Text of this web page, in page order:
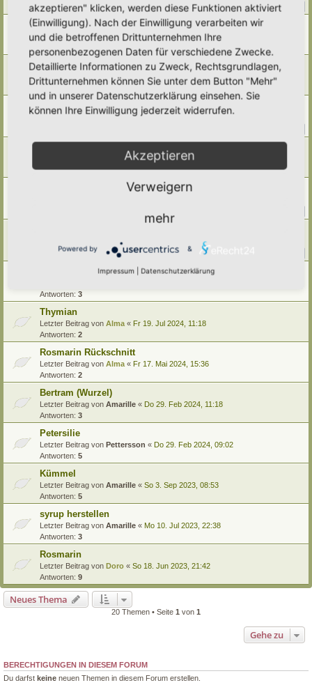
Antworten:20 1
Brunnenkresse
Letzter Beitrag vonTidofelder «Do 10. Jul 2025, 11:57
Antworten:
Pfefferminze
Letzter Beitrag von Ann1981
Sa 5. Jul 2025, 16:16
Antworten:4
Minzen im Beet (ohne Rhizomsperre)
Letzter Beitrag von tree12 «Sa 5. Apr 2025, 16:39
Simbienchen «Mi 12. Mär 2025, 18:42
Antworten:9
Brunnenkresse im Gartenteich
Ann1981
Mi 30. Okt 2024, 18:26
Antworten:12
Kräuter- Mischtee - Ziehzeiten?-
Antworten: 3
Thymian
Letzter Beitrag von Alma « Fr 19. Jul 2024, 11:18
Antworten: 2
Rosmarin Rückschnitt
Letzter Beitrag von Alma « Fr 17. Mai 2024, 15:36
Antworten: 2
Bertram (Wurzel)
Letzter Beitrag von Amarille « Do 29. Feb 2024, 11:18
Antworten: 3
Petersilie
Letzter Beitrag von Pettersson « Do 29. Feb 2024, 09:02
Antworten: 5
Kümmel
Letzter Beitrag von Amarille « So 3. Sep 2023, 08:53
Antworten: 5
syrup herstellen
Letzter Beitrag von Amarille « Mo 10. Jul 2023, 22:38
Antworten: 3
Rosmarin
Letzter Beitrag von Doro « So 18. Jun 2023, 21:42
Antworten: 9
Neues Thema
20 Themen • Seite 1 von 1
Gehe zu
BERECHTIGUNGEN IN DIESEM FORUM
Du darfst keine neuen Themen in diesem Forum erstellen.
akzeptieren" klicken, werden diese Funktionen aktiviert
(Einwilligung). Nach der Einwilligung verarbeiten wir
und die betroffenen Drittunternehmen Ihre
personenbezogenen Daten für verschiedene Zwecke.
Detaillierte Informationen zu Zweck, Rechtsgrundlagen,
Drittunternehmen können Sie unter dem Button "Mehr"
und in unserer Datenschutzerklärung einsehen. Sie
können Ihre Einwilligung jederzeit widerrufen.
Akzeptieren
Verweigern
mehr
Powered by &
Impressum Datenschutzerklärung